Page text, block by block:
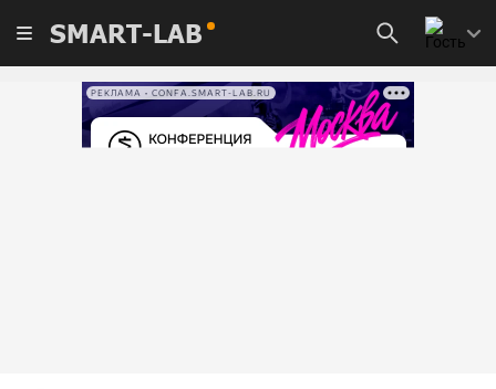
SMART-LAB
РЕКЛАМА • CONFA.SMART-LAB.RU